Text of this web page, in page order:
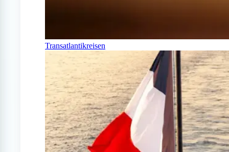
Transatlantikreisen